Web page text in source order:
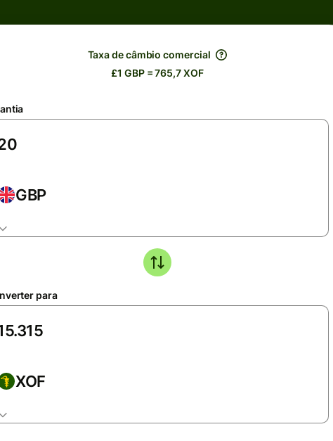
Taxa de câmbio comercial
£1 GBP = 765,7 XOF
GBP
para
XOF